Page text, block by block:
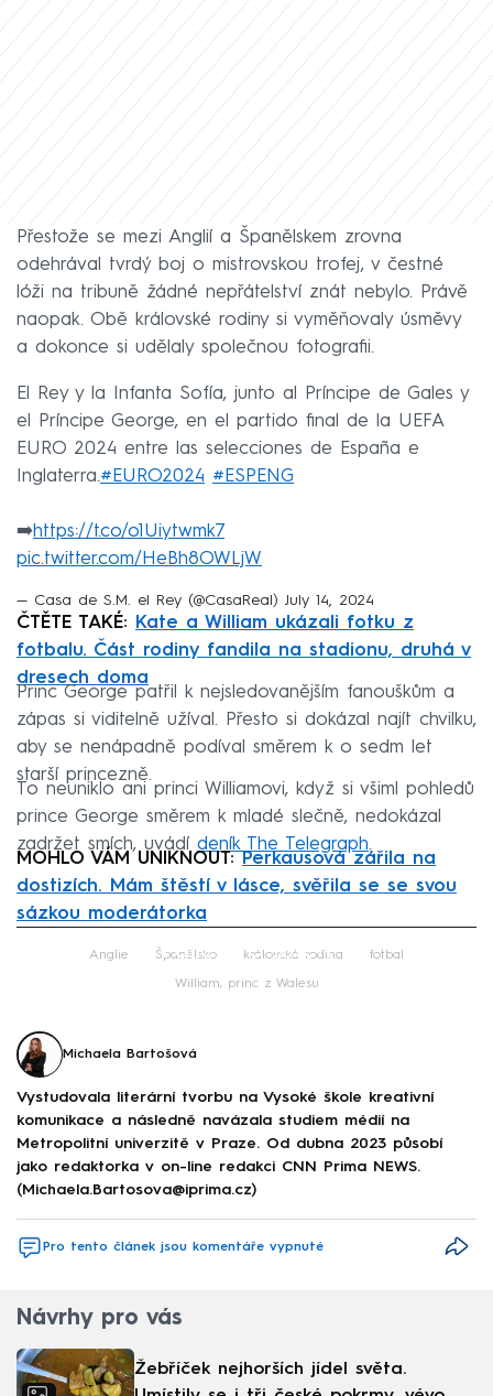
Přestože se mezi Anglií a Španělskem zrovna
odehrával tvrdý boj o mistrovskou trofej, v čestné
lóži na tribuně žádné nepřátelství znát nebylo. Právě
naopak. Obě královské rodiny si vyměňovaly úsměvy
a dokonce si udělaly společnou fotografii.
El Rey y la Infanta Sofía, junto al Príncipe de Gales y
el Príncipe George, en el partido final de la UEFA
EURO 2024 entre las selecciones de España e
Inglaterra.#EURO2024 #ESPENG
➡️https://t.co/o1Uiytwmk7
pic.twitter.com/HeBh8OWLjW
— Casa de S.M. el Rey (@CasaReal) July 14, 2024
ČTĚTE TAKÉ:
Kate a William ukázali fotku z
fotbalu. Část rodiny fandila na stadionu, druhá v
dresech doma
Princ George patřil k nejsledovanějším fanouškům a
zápas si viditelně užíval. Přesto si dokázal najít chvilku,
aby se nenápadně podíval směrem k o sedm let
starší princezně.
To neuniklo ani princi Williamovi, když si všiml pohledů
prince George směrem k mladé slečně, nedokázal
zadržet smích, uvádí deník The Telegraph.
MOHLO VÁM UNIKNOUT:
Perkausová zářila na
dostizích. Mám štěstí v lásce, svěřila se se svou
sázkou moderátorka
Failed to fetch
Anglie Španělsko královská rodina fotbal
William, princ z Walesu
Michaela Bartošová
Vystudovala literární tvorbu na Vysoké škole kreativní
komunikace a následně navázala studiem médií na
Metropolitní univerzitě v Praze. Od dubna 2023 působí
jako redaktorka v on-line redakci CNN Prima NEWS.
(Michaela.Bartosova@iprima.cz)
Pro tento článek jsou komentáře vypnuté
Návrhy pro vás
Žebříček nejhorších jídel světa.